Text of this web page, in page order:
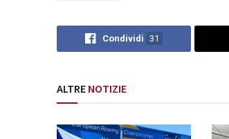
Condividi 31
ALTRE NOTIZIE